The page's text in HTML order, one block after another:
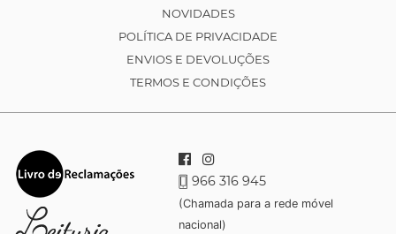
NOVIDADES
POLÍTICA DE PRIVACIDADE
ENVIOS E DEVOLUÇÕES
TERMOS E CONDIÇÕES
966 316 945
(Chamada para a rede móvel
nacional)